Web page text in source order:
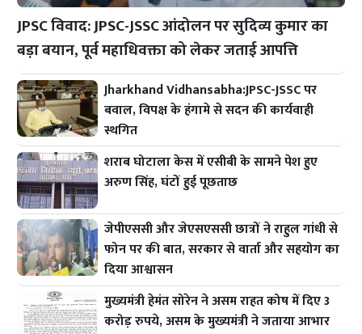
JPSC विवाद: JPSC-JSSC आंदोलन पर सुदिव्य कुमार का
बड़ा बयान, पूर्व महाधिवक्ता को लेकर जताई आपत्ति
Jharkhand Vidhansabha:JPSC-JSSC पर
बवाल, विपक्ष के हंगामे से सदन की कार्यवाही
स्थगित
शराब घोटाला केस में एसीबी के सामने पेश हुए
अरुण सिंह, घंटों हुई पूछताछ
जेपीएससी और जेएसएससी छात्रों ने राहुल गांधी से
फोन पर की बात, सरकार से वार्ता और सहयोग का
दिया आश्वासन
मुख्यमंत्री हेमंत सोरेन ने असम राहत कोष में दिए 3
करोड़ रुपये, असम के मुख्यमंत्री ने जताया आभार